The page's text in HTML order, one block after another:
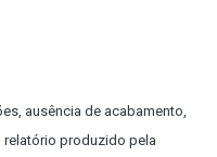
ausência de acabamento,
relatório produzido pela